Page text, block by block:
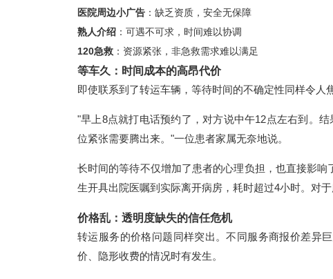
医院周边小广告 ：缺乏资质，安全无保障
熟人介绍 ：可遇不可求，时间难以协调
120急救 ：资源紧张，非急救需求难以满足
等车久：时间成本的高昂代价
即使联系到了转运车辆，等待时间的不确定性同样令人
"早上8点就打电话预约了，对方说中午12点左右到。
位紧张需要腾出来。"一位患者家属无奈地说。
长时间的等待不仅增加了患者的心理负担，也直接影
生开具出院医嘱到实际离开病房，耗时超过4小时。对
价格乱：透明度缺失的信任危机
转运服务的价格问题同样突出。不同服务商报价差异
价、隐形收费的情况时有发生。